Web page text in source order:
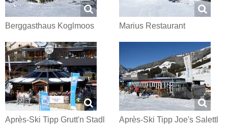
Berggasthaus Koglmoos Marius Restaurant
Après-Ski Tipp Grutt'n Stadl Après-Ski Tipp Joe's Salettl